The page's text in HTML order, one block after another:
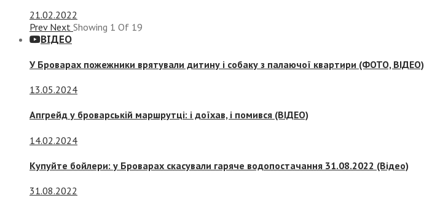
21.02.2022
Prev Next Showing 1 Of 19
ВІДЕО
У Броварах пожежники врятували дитину і собаку з палаючої квартири (ФОТО, ВІДЕО)
13.05.2024
Апгрейд у броварській маршрутці: і доїхав, і помився (ВІДЕО)
14.02.2024
Купуйте бойлери: у Броварах скасували гаряче водопостачання 31.08.2022 (Відео)
31.08.2022